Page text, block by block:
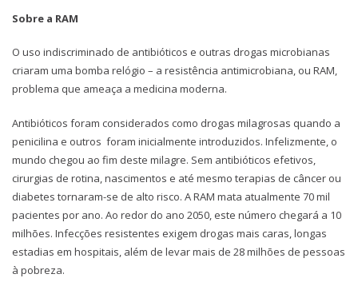
Sobre a RAM
O uso indiscriminado de antibióticos e outras drogas microbianas
criaram uma bomba relógio – a resistência antimicrobiana, ou RAM,
problema que ameaça a medicina moderna.
Antibióticos foram considerados como drogas milagrosas quando a
penicilina e outros foram inicialmente introduzidos. Infelizmente, o
mundo chegou ao fim deste milagre. Sem antibióticos efetivos,
cirurgias de rotina, nascimentos e até mesmo terapias de câncer ou
diabetes tornaram-se de alto risco. A RAM mata atualmente 70 mil
pacientes por ano. Ao redor do ano 2050, este número chegará a 10
milhões. Infecções resistentes exigem drogas mais caras, longas
estadias em hospitais, além de levar mais de 28 milhões de pessoas
à pobreza.